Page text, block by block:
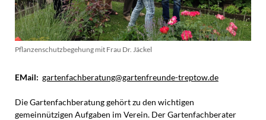
Pflanzenschutzbegehung mit Frau Dr. Jäckel
EMail: gartenfachberatung@gartenfreunde-treptow.de
Die Gartenfachberatung gehört zu den wichtigen
gemeinnützigen Aufgaben im Verein. Der Gartenfachberater